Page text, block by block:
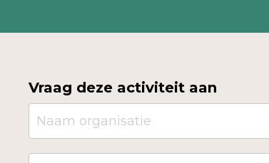
Vraag deze activiteit aan